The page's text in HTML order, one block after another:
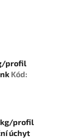
profil
Kód:
kg/profil
úchyt